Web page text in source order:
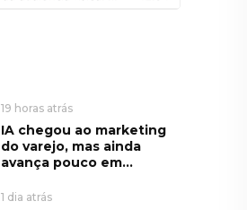
19 horas atrás
IA chegou ao marketing
do varejo, mas ainda
avança pouco em...
1 dia atrás